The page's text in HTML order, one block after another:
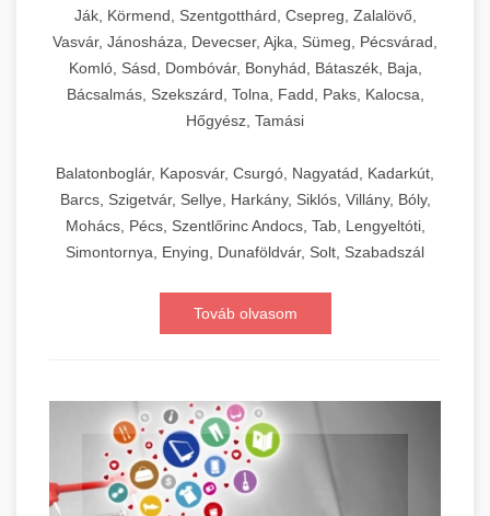
Ják, Körmend, Szentgotthárd, Csepreg, Zalalövő,
Vasvár, Jánosháza, Devecser, Ajka, Sümeg, Pécsvárad,
Komló, Sásd, Dombóvár, Bonyhád, Bátaszék, Baja,
Bácsalmás, Szekszárd, Tolna, Fadd, Paks, Kalocsa,
Hőgyész, Tamási
Balatonboglár, Kaposvár, Csurgó, Nagyatád, Kadarkút,
Barcs, Szigetvár, Sellye, Harkány, Siklós, Villány, Bóly,
Mohács, Pécs, Szentlőrinc Andocs, Tab, Lengyeltóti,
Simontornya, Enying, Dunaföldvár, Solt, Szabadszál
Továb olvasom